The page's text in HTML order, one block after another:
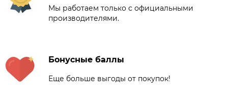
Мы работаем только с официальными
производителями.
Бонусные баллы
Еще больше выгоды от покупок!